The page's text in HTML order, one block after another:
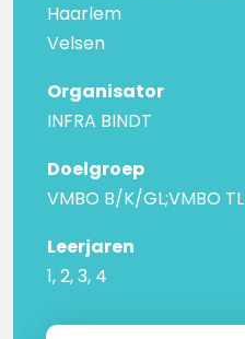
Haarlem
Velsen
Organisator
INFRA BINDT
Doelgroep
VMBO B/K/GL;VMBO TL
Leerjaren
1, 2, 3, 4